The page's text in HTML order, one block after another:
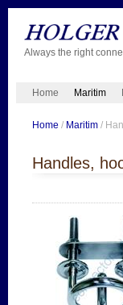
Always the right
Home Maritim
Home / Maritim/
Handles,